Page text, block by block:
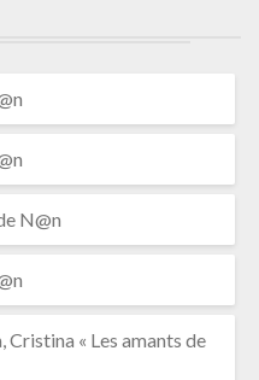
N@n
Cristina « Les amants de